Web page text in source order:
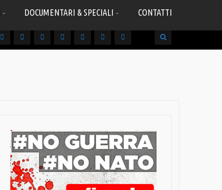
DOCUMENTARI & SPECIALI CONTATTI